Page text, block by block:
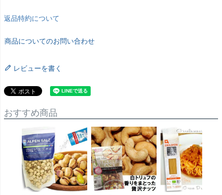
返品特約について
商品についてのお問い合わせ
レビューを書く
おすすめ商品